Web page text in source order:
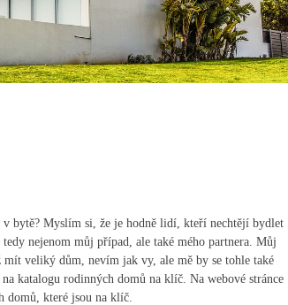
v bytě? Myslím si, že je hodně lidí, kteří nechtějí bydlet
nejenom můj případ, ale také mého partnera. Můj
veliký dům, nevím jak vy, ale mě by se tohle také
katalogu rodinných domů na klíč. Na webové stránce
domů, které jsou na klíč.